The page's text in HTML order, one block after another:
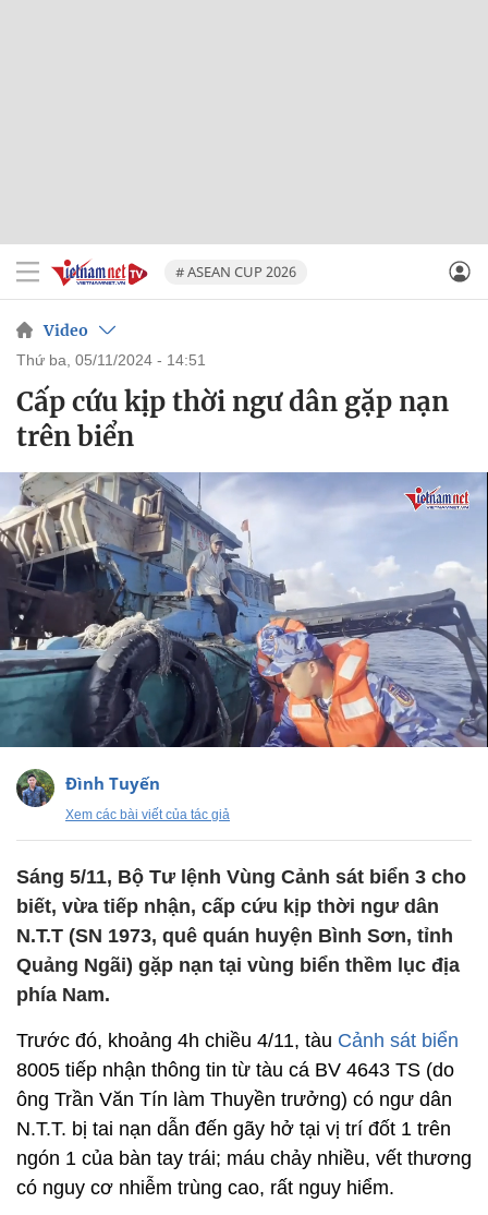
# ASEAN CUP 2026
Video
thứ ba, 05/11/2024 - 14:51
Cấp cứu kịp thời ngư dân gặp nạn
trên biển
Đình Tuyến
Xem các bài viết của tác giả
Sáng 5/11, Bộ Tư lệnh Vùng Cảnh sát biển 3 cho
biết, vừa tiếp nhận, cấp cứu kịp thời ngư dân
N.T.T (SN 1973, quê quán huyện Bình Sơn, tỉnh
Quảng Ngãi) gặp nạn tại vùng biển thềm lục địa
phía Nam.
Trước đó, khoảng 4h chiều 4/11, tàu Cảnh sát biển
8005 tiếp nhận thông tin từ tàu cá BV 4643 TS (do
ông Trần Văn Tín làm Thuyền trưởng) có ngư dân
N.T.T. bị tai nạn dẫn đến gãy hở tại vị trí đốt 1 trên
ngón 1 của bàn tay trái; máu chảy nhiều, vết thương
có nguy cơ nhiễm trùng cao, rất nguy hiểm.